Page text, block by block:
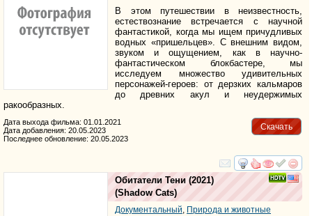
В этом путешествии в неизвестность,
естествознание встречается с научной
фантастикой, когда мы ищем причудливых
водных «пришельцев». С внешним видом,
звуком и ощущением, как в научно-
фантастическом блокбастере, мы
исследуем множество удивительных
персонажей-героев: от дерзких кальмаров
до древних акул и неудержимых
ракообразных.
Скачать
Дата выхода фильма: 01.01.2021
Дата добавления: 20.05.2023
Последнее обновление: 20.05.2023
смотреть
Обитатели Тени (2021)
(Shadow Cats)
Документальный, Природа и животные